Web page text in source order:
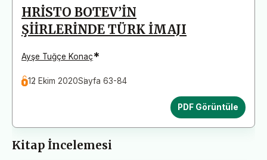
HRİSTO BOTEV’İN
ŞİİRLERİNDE TÜRK İMAJI
Ayşe Tuğçe Konaç*
12 Ekim 2020Sayfa 63-84
PDF Görüntüle
Kitap İncelemesi